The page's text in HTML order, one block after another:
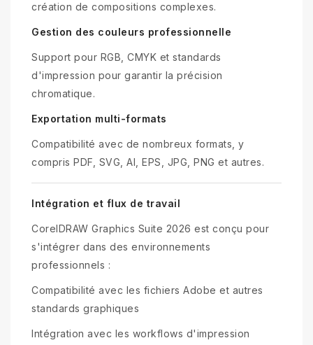
création de compositions complexes.
Gestion des couleurs professionnelle
Support pour RGB, CMYK et standards
d'impression pour garantir la précision
chromatique.
Exportation multi-formats
Compatibilité avec de nombreux formats, y
compris PDF, SVG, AI, EPS, JPG, PNG et autres.
Intégration et flux de travail
CorelDRAW Graphics Suite 2026 est conçu pour
s'intégrer dans des environnements
professionnels :
Compatibilité avec les fichiers Adobe et autres
standards graphiques
Intégration avec les workflows d'impression